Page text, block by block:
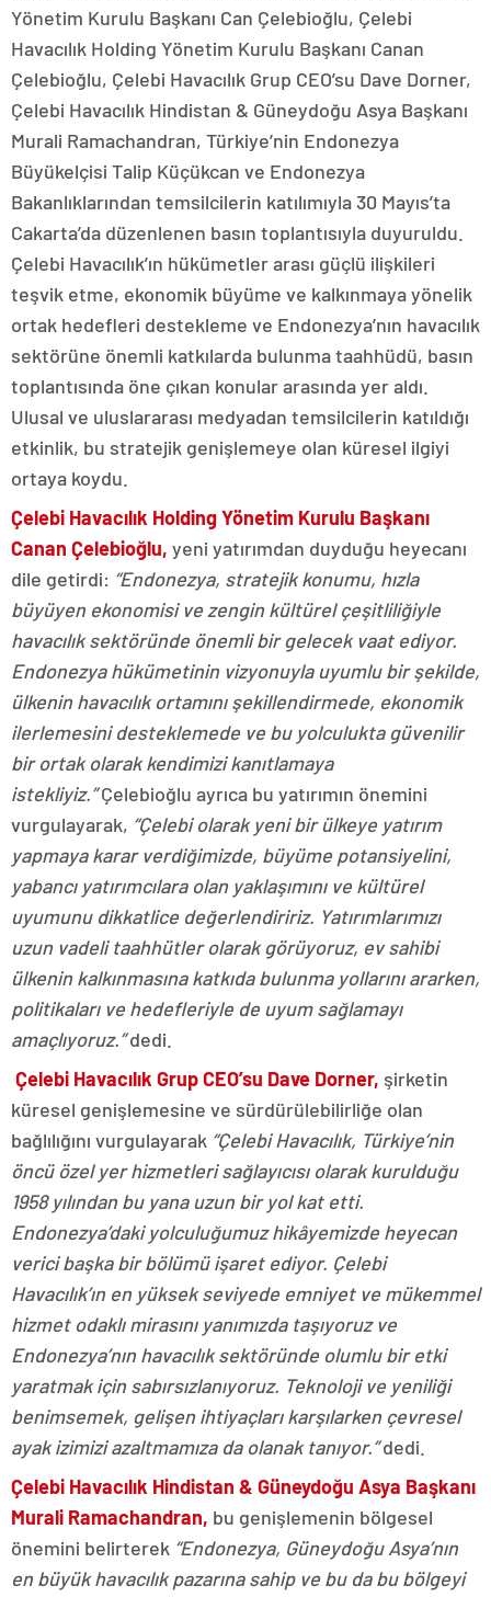
Yönetim Kurulu Başkanı Can Çelebioğlu, Çelebi
Havacılık Holding Yönetim Kurulu Başkanı Canan
Çelebioğlu, Çelebi Havacılık Grup CEO’su Dave Dorner,
Çelebi Havacılık Hindistan & Güneydoğu Asya Başkanı
Murali Ramachandran, Türkiye’nin Endonezya
Büyükelçisi Talip Küçükcan ve Endonezya
Bakanlıklarından temsilcilerin katılımıyla 30 Mayıs’ta
Cakarta’da düzenlenen basın toplantısıyla duyuruldu.
Çelebi Havacılık’ın hükümetler arası güçlü ilişkileri
teşvik etme, ekonomik büyüme ve kalkınmaya yönelik
ortak hedefleri destekleme ve Endonezya’nın havacılık
sektörüne önemli katkılarda bulunma taahhüdü, basın
toplantısında öne çıkan konular arasında yer aldı.
Ulusal ve uluslararası medyadan temsilcilerin katıldığı
etkinlik, bu stratejik genişlemeye olan küresel ilgiyi
ortaya koydu.
Çelebi Havacılık Holding Yönetim Kurulu Başkanı
Canan Çelebioğlu, yeni yatırımdan duyduğu heyecanı
dile getirdi: “Endonezya, stratejik konumu, hızla
büyüyen ekonomisi ve zengin kültürel çeşitliliğiyle
havacılık sektöründe önemli bir gelecek vaat ediyor.
Endonezya hükümetinin vizyonuyla uyumlu bir şekilde,
ülkenin havacılık ortamını şekillendirmede, ekonomik
ilerlemesini desteklemede ve bu yolculukta güvenilir
bir ortak olarak kendimizi kanıtlamaya
istekliyiz.”Çelebioğlu ayrıca bu yatırımın önemini
vurgulayarak, “Çelebi olarak yeni bir ülkeye yatırım
yapmaya karar verdiğimizde, büyüme potansiyelini,
yabancı yatırımcılara olan yaklaşımını ve kültürel
uyumunu dikkatlice değerlendiririz. Yatırımlarımızı
uzun vadeli taahhütler olarak görüyoruz, ev sahibi
ülkenin kalkınmasına katkıda bulunma yollarını ararken,
politikaları ve hedefleriyle de uyum sağlamayı
amaçlıyoruz.”dedi.
Çelebi Havacılık Grup CEO’su Dave Dorner, şirketin
küresel genişlemesine ve sürdürülebilirliğe olan
bağlılığını vurgulayarak “Çelebi Havacılık, Türkiye’nin
öncü özel yer hizmetleri sağlayıcısı olarak kurulduğu
1958 yılından bu yana uzun bir yol kat etti.
Endonezya’daki yolculuğumuz hikâyemizde heyecan
verici başka bir bölümü işaret ediyor. Çelebi
Havacılık’ın en yüksek seviyede emniyet ve mükemmel
hizmet odaklı mirasını yanımızda taşıyoruz ve
Endonezya’nın havacılık sektöründe olumlu bir etki
yaratmak için sabırsızlanıyoruz. Teknoloji ve yeniliği
benimsemek, gelişen ihtiyaçları karşılarken çevresel
ayak izimizi azaltmamıza da olanak tanıyor.”dedi.
Çelebi Havacılık Hindistan & Güneydoğu Asya Başkanı
Murali Ramachandran, bu genişlemenin bölgesel
önemini belirterek “Endonezya, Güneydoğu Asya’nın
en büyük havacılık pazarına sahip ve bu da bu bölgeyi